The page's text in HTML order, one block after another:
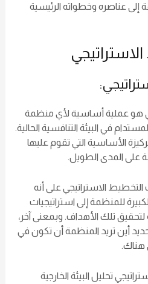
إلى عناصره وخطواته الرئيسية
هو عملية أساسية لأي منظمة
في البيئة التنافسية الحالية.
الأساسية التي تقوم عليها
على المدى الطويل.
الاستراتيجي على أنه
للمنظمة إلى استراتيجيات
تلك الأهداف. وبمعنى آخر،
أين تريد المنظمة أن تكون في
هناك.
تحليل البيئة الخارجية